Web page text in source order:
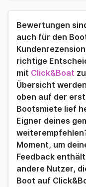
Bewertungen
auch für den
richtige
mit Click&Boat
Übersicht
oben auf der
Bootsmiete lief
Eigner deines
Moment, um
Feedback
andere Nutzer,
Boot auf